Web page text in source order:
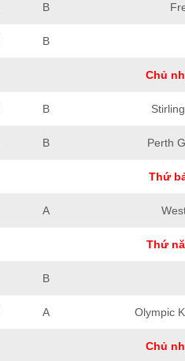
B
B
Chủ
B
B Perth
Thứ
A
Thứ
B
A Olympic
Chủ